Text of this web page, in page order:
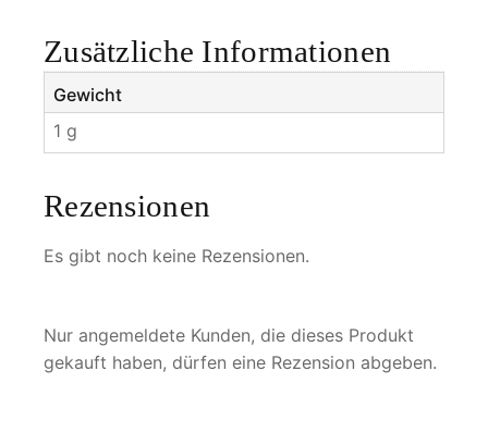
Zusätzliche Informationen
Gewicht
1 g
Rezensionen
Es gibt noch keine Rezensionen.
Nur angemeldete Kunden, die dieses Produkt
gekauft haben, dürfen eine Rezension abgeben.